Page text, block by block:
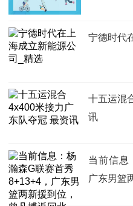
宁德时代
十五运混
讯
当前信息
广东男篮